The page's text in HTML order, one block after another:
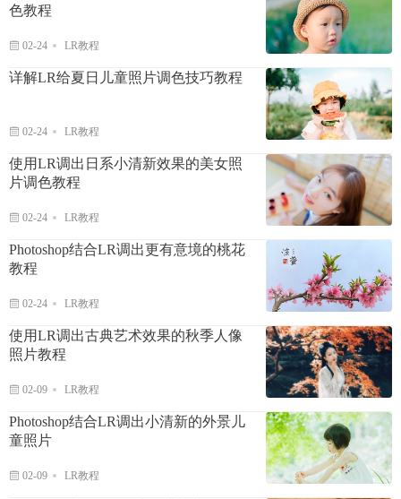
色教程
02-24 LR教程
详解LR给夏日儿童照片调色技巧教程
02-24 LR教程
使用LR调出日系小清新效果的美女照
片调色教程
02-24 LR教程
Photoshop结合LR调出更有意境的桃花
教程
02-24 LR教程
使用LR调出古典艺术效果的秋季人像
照片教程
02-09 LR教程
Photoshop结合LR调出小清新的外景儿
童照片
02-09 LR教程